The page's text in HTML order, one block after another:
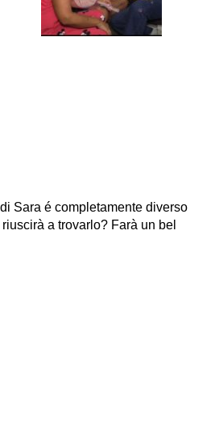
Sara é completamente diverso
a trovarlo? Farà un bel